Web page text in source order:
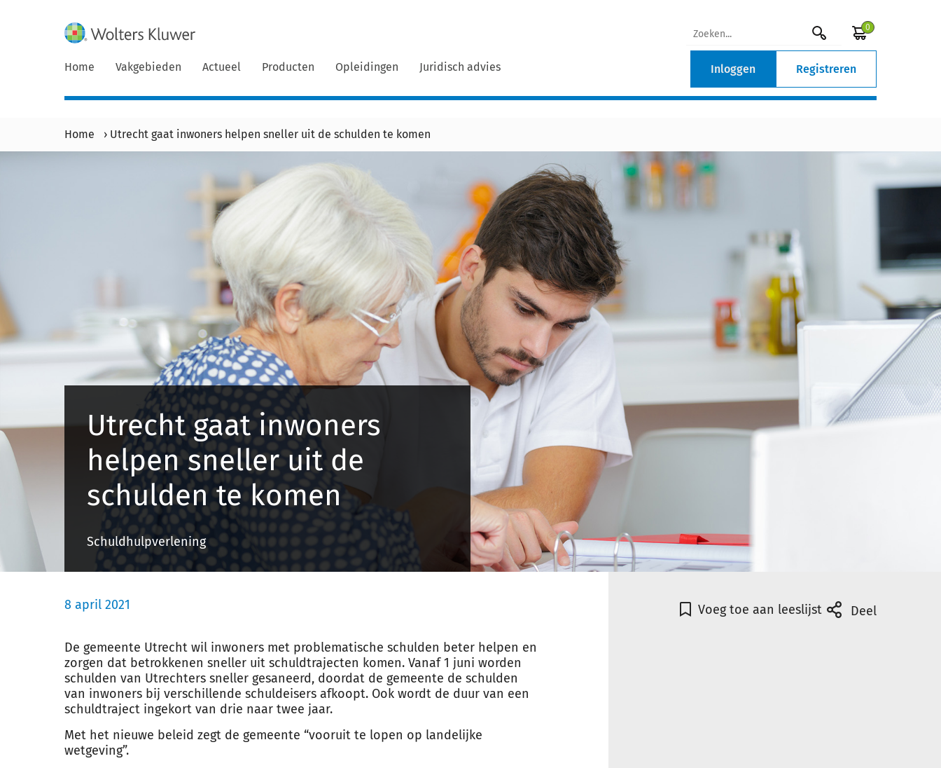
0
Home Vakgebieden Actueel Producten Opleidingen Juridisch advies Inloggen Registreren
Home › Utrecht gaat inwoners helpen sneller uit de schulden te komen
Utrecht gaat inwoners
helpen sneller uit de
schulden te komen
Schuldhulpverlening
8 april 2021
De gemeente Utrecht wil inwoners met problematische schulden beter helpen en
zorgen dat betrokkenen sneller uit schuldtrajecten komen. Vanaf 1 juni worden
schulden van Utrechters sneller gesaneerd, doordat de gemeente de schulden
van inwoners bij verschillende schuldeisers afkoopt. Ook wordt de duur van een
schuldtraject ingekort van drie naar twee jaar.
Met het nieuwe beleid zegt de gemeente “vooruit te lopen op landelijke
wetgeving”.
Voeg toe aan leeslijst Deel